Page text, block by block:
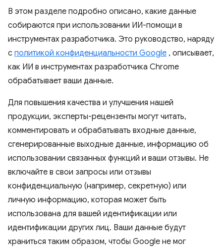
В этом разделе подробно описано, какие данные
собираются при использовании ИИ-помощи в
инструментах разработчика. Это руководство, наряду
с политикой конфиденциальности Google , описывает,
как ИИ в инструментах разработчика Chrome
обрабатывает ваши данные.
Для повышения качества и улучшения нашей
продукции, эксперты-рецензенты могут читать,
комментировать и обрабатывать входные данные,
сгенерированные выходные данные, информацию об
использовании связанных функций и ваши отзывы. Не
включайте в свои запросы или отзывы
конфиденциальную (например, секретную) или
личную информацию, которая может быть
использована для вашей идентификации или
идентификации других лиц. Ваши данные будут
храниться таким образом, чтобы Google не мог